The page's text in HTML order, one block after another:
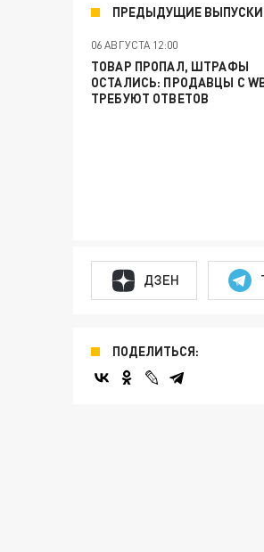
ПРЕДЫДУЩИЕ ВЫПУСКИ
06 АВГУСТА 12:00
ТОВАР ПРОПАЛ, ШТРАФЫ
ОСТАЛИСЬ: ПРОДАВЦЫ С
ТРЕБУЮТ ОТВЕТОВ
ДЗЕН
ПОДЕЛИТЬСЯ: